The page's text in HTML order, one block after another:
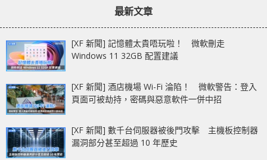
最新文章
[XF 新聞] 記憶體太貴唔玩啦！ 微軟刪走
Windows 11 32GB 配置建議
[XF 新聞] 酒店機場 Wi-Fi 淪陷！ 微軟警告：登入
頁面可被劫持，密碼與惡意軟件一併中招
[XF 新聞] 數千台伺服器被後門攻擊 主機板控制器
漏洞部分甚至超過 10 年歷史